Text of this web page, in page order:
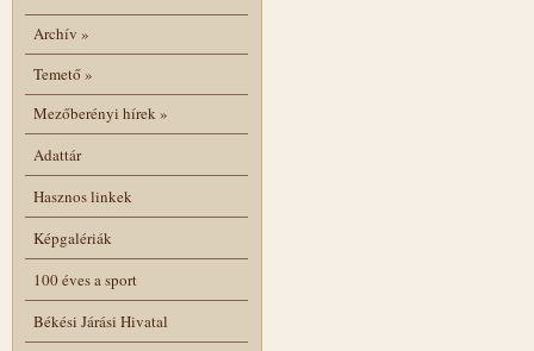
Archív »
Temető»
Mezőberényi hírek»
Adattár
Hasznos linkek
Képgalériák
100 éves a sport
Békési Járási Hivatal